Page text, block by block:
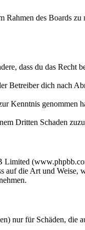
Rahmen des Boards zu
dass du das Recht
Betreiber dich nach
Kenntnis genommen
Dritten Schaden
Limited
auf die Art und Weise,
nur für Schäden, die